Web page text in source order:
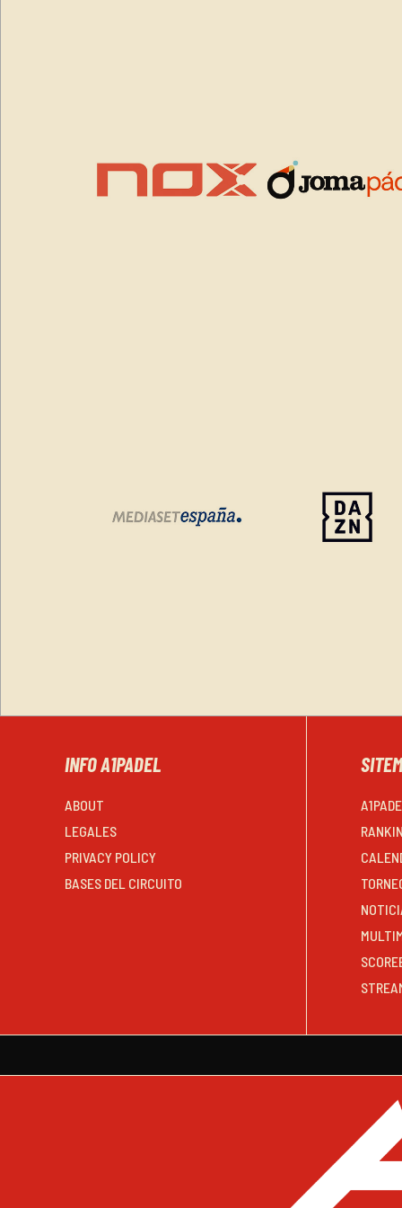
INFO A1PADEL
ABOUT
LEGALES
PRIVACY POLICY
BASES DEL CIRCUITO